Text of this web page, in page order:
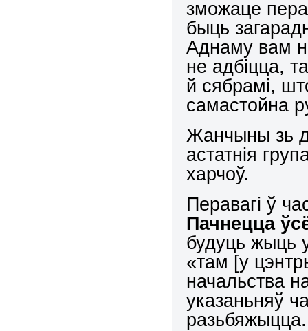
зможаце
быць
Аднаму вам
не адбіцца,
й сябрамі,
самастойна
Жанчыны зь
астатнія
харчоў.
Перавагі ў
Пачнецца
будуць жыць
«там [у
начальства
указаньняў